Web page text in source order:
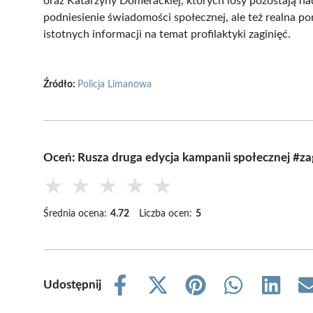
podniesienie świadomości społecznej, ale też realna
istotnych informacji na temat profilaktyki zaginięć.
Źródło: Policja Limanowa
Oceń: Rusza druga edycja kampanii społecznej
★ ★ ★ ★ ★
Średnia ocena: 4.72 Liczba ocen: 5
Udostępnij
Share
Share
Share
Share
Share